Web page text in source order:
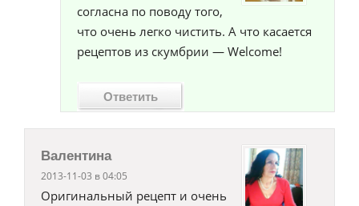
согласна по поводу того,
что очень легко чистить. А что касается
рецептов из скумбрии — Welcome!
Ответить
Валентина
2013-11-03 в 04:05
Оригинальный рецепт и очень